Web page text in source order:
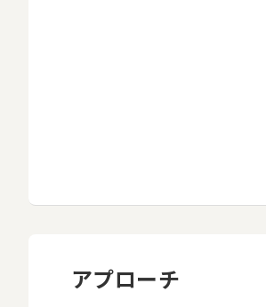
アプローチ